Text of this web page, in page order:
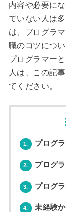
内容や必要に
ていない人は
は、プログラ
職のコツにつ
プログラマー
人は、この記
てください。
1. プログ
2. プログ
3. プログ
4. 未経験